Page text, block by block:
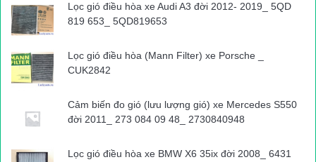
quận đã tiến hành tạm giữ ô tô 30E-126.59 để giải quyết, ngoài
việc xử lý vi phạm, nữ tài xế phải khắc phục hoàn trả hàng rào
sắt phân cách đường cho đơn vị quản lý đường bộ theo qui
định.
Nguồn bài viết:ATGT.VN
tai nạn giao thông Tin tuc trong ngay
Lọc gió điều hòa xe Audi A3 đời 2012- 2019_ 5QD
819 653_ 5QD819653
Lọc gió điều hòa (Mann Filter) xe Porsche _
CUK2842
Cảm biến đo gió (lưu lượng gió) xe Mercedes S550
đời 2011_ 273 084 09 48_ 2730840948
Lọc gió điều hòa xe BMW X6 35ix đời 2008_ 6431